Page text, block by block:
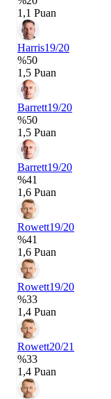
1,1 Puan
Harris19/20
%50
1,5 Puan
Barrett19/20
%50
1,5 Puan
Barrett19/20
%41
1,6 Puan
Rowett19/20
%41
1,6 Puan
Rowett19/20
%33
1,4 Puan
Rowett20/21
%33
1,4 Puan